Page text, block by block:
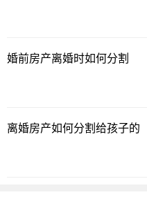
婚前房产离婚时如何分割
离婚房产如何分割给孩子的